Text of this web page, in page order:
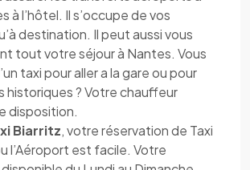
à l’hôtel. Il s’occupe de vos
destination. Il peut aussi vous
tout votre séjour à Nantes. Vous
taxi pour aller a la gare ou pour
historiques ? Votre chauffeur
disposition.
Biarritz, votre réservation de Taxi
l’Aéroport est facile. Votre